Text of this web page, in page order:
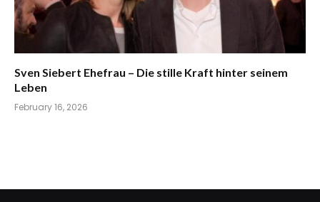
Sven Siebert Ehefrau – Die stille Kraft hinter seinem
Leben
February 16, 2026